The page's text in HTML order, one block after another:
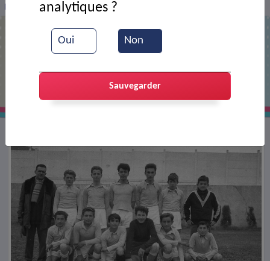
Equipe de foot portois
Oui Non
analytiques ?
Sauvegarder